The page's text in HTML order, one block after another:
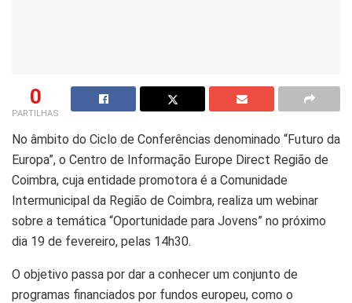
0
PARTILHAS
No âmbito do Ciclo de Conferências denominado “Futuro da
Europa”, o Centro de Informação Europe Direct Região de
Coimbra, cuja entidade promotora é a Comunidade
Intermunicipal da Região de Coimbra, realiza um webinar
sobre a temática “Oportunidade para Jovens” no próximo
dia 19 de fevereiro, pelas 14h30.
O objetivo passa por dar a conhecer um conjunto de
programas financiados por fundos europeu, como o